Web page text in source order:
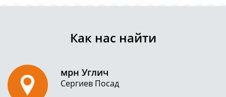
Как нас найти
мрн Углич
Сергиев Посад